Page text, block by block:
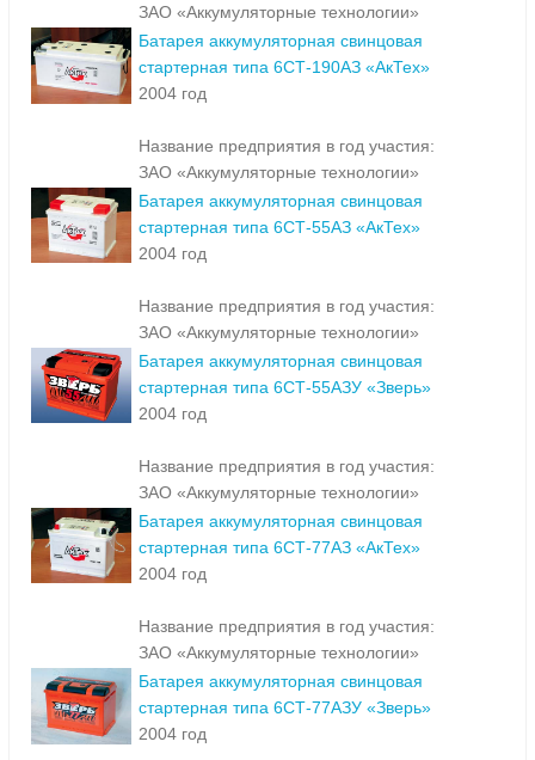
ЗАО «Аккумуляторные технологии»
Батарея аккумуляторная свинцовая
стартерная типа 6СТ-190АЗ «АкТех»
2004 год
Название предприятия в год участия:
ЗАО «Аккумуляторные технологии»
Батарея аккумуляторная свинцовая
стартерная типа 6СТ-55АЗ «АкТех»
2004 год
Название предприятия в год участия:
ЗАО «Аккумуляторные технологии»
Батарея аккумуляторная свинцовая
стартерная типа 6СТ-55АЗУ «Зверь»
2004 год
Название предприятия в год участия:
ЗАО «Аккумуляторные технологии»
Батарея аккумуляторная свинцовая
стартерная типа 6СТ-77АЗ «АкТех»
2004 год
Название предприятия в год участия:
ЗАО «Аккумуляторные технологии»
Батарея аккумуляторная свинцовая
стартерная типа 6СТ-77АЗУ «Зверь»
2004 год